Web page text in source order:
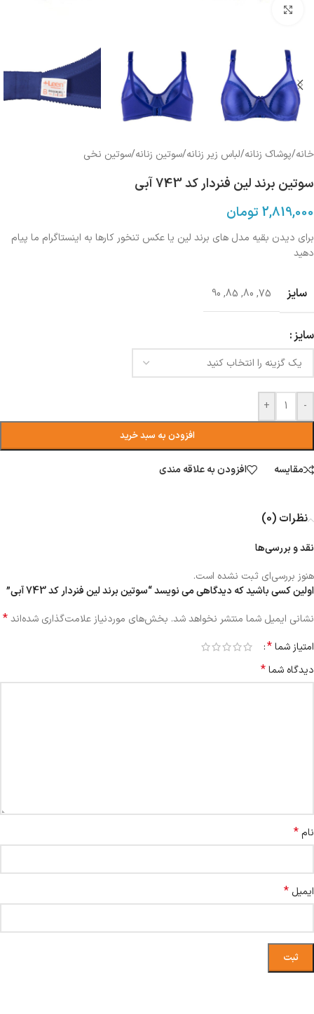
خانه/پوشاک زنانه/لباس زیر زنانه/سوتین زنانه/سوتین نخی
سوتین برند لین فنردار کد 743 آبی
2,819,000 تومان
برای دیدن بقیه مدل های برند لین یا عکس تنخور کارها به اینستاگرام ما پیام
دهید
سایز 75
,
80
,
85
,
90
سایز
-
+
افزودن به سبد خرید
مقایسه افزودن به علاقه مندی
نظرات (0)
نقد و بررسی‌ها
هنوز بررسی‌ای ثبت نشده است.
اولین کسی باشید که دیدگاهی می نویسد “سوتین برند لین فنردار کد 743 آبی”
نشانی ایمیل شما منتشر نخواهد شد. بخش‌های موردنیاز علامت‌گذاری شده‌اند*
امتیاز شما*
دیدگاه شما*
نام*
ایمیل *